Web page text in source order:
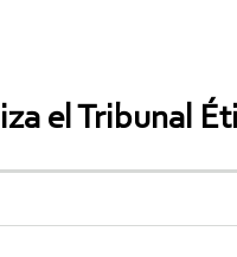
el Tribunal